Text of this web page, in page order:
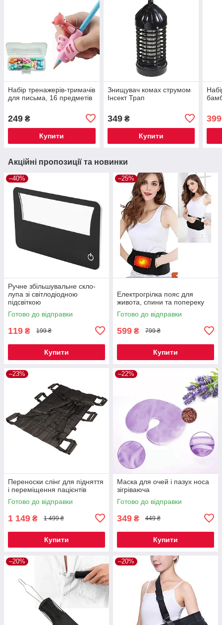
Набір тренажерів-тримачів
для письма, 16 предметів
249 ₴
Купити
Знищувач комах струмом
Інсект Трап
349₴
Купити
399
Акційні пропозиції та новинки
–40%
Ручне збільшувальне скло-
лупа зі світлодіодною
підсвіткою
Готово до відправки
119 ₴ 199 ₴
Купити
–25%
Електрогрілка пояс для
живота, спини та попереку
Готово до відправки
599 ₴ 799 ₴
Купити
–23%
Переноски слінг для підняття
і переміщення пацієнтів
Готово до відправки
1 149 ₴ 1 499 ₴
Купити
–22%
Маска для очей і пазух носа
зігріваюча
Готово до відправки
349 ₴ 449 ₴
Купити
–20% –20%